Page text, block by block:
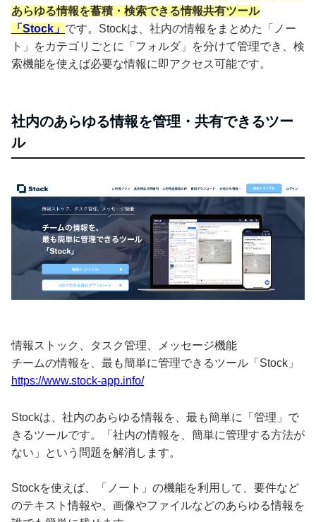
あらゆる情報を蓄積・検索できる情報共有ツール
「Stock」 です。Stockは、社内の情報をまとめた「ノー
ト」をカテゴリごとに「フォルダ」を分けて管理でき、検
索機能を使えば必要な情報に即アクセス可能です。
社内のあらゆる情報を管理・共有できるツー
ル
情報ストック、タスク管理、メッセージ機能
チームの情報を、最も簡単に管理できるツール「Stock」
https://www.stock-app.info/
Stockは、社内のあらゆる情報を、最も簡単に「管理」で
きるツールです。「社内の情報を、簡単に管理する方法が
ない」という問題を解消します。
Stockを使えば、「ノート」の機能を利用して、要件など
のテキスト情報や、画像やファイルなどのあらゆる情報を